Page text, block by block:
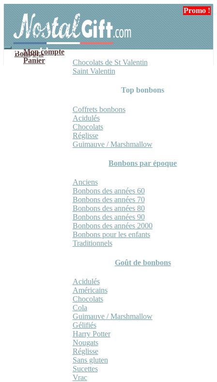
navigation
contenu
Mon compte
Panier
Bonbons
Chocolats de St Valentin
Saint Valentin
Top bonbons
Coffrets bonbons
Acidulés
Chocolats
Réglisse
Guimauve / Marshmallow
Bonbons par époque
Anciens
Bonbons des années 60
Bonbons des années 70
Bonbons des années 80
Bonbons des années 90
Bonbons des années 2000
Bonbons pour les enfants
Traditionnels
Goût de bonbons
Acidulés
Américains
Chocolats
Cola
Guimauve / Marshmallow
Gélifiés
Harry Potter
Nougats
Réglisse
Sans gluten
Sucettes
Vrac
Promo !